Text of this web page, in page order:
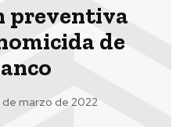
preventiva
de
de marzo de 2022